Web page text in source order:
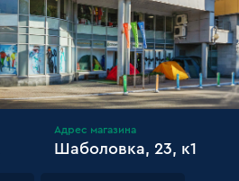
Адрес магазина
Шаболовка, 23, к1